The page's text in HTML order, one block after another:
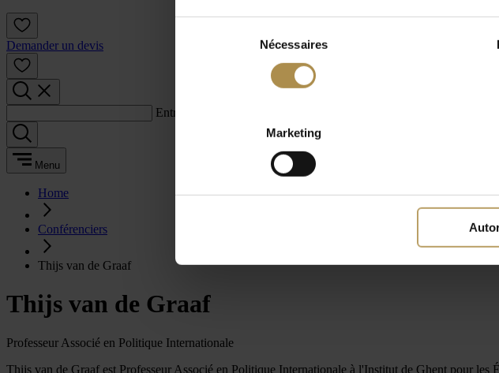
Nécessaires
Marketing
Demander un devis
Entrez un terme de recherche :
Menu
Home
Conférenciers
Thijs van de Graaf
Thijs van de Graaf
Professeur Associé en Politique Internationale
Thijs van de Graaf est Professeur Associé en Politique Internationale à l'Institut de Ghent pour